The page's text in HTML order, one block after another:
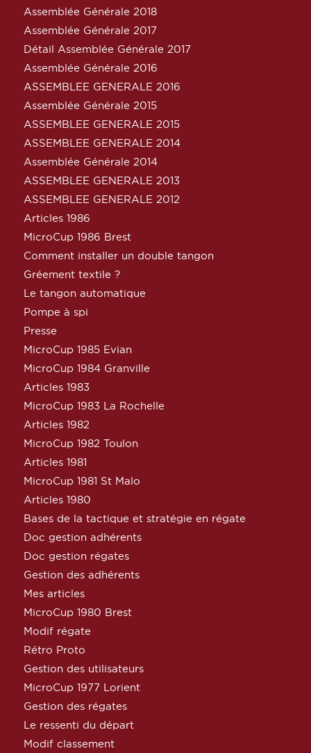
Assemblée Générale 2018
Assemblée Générale 2017
Détail Assemblée Générale 2017
Assemblée Générale 2016
ASSEMBLEE GENERALE 2016
Assemblée Générale 2015
ASSEMBLEE GENERALE 2015
ASSEMBLEE GENERALE 2014
Assemblée Générale 2014
ASSEMBLEE GENERALE 2013
ASSEMBLEE GENERALE 2012
Articles 1986
MicroCup 1986 Brest
Comment installer un double tangon
Gréement textile ?
Le tangon automatique
Pompe à spi
Presse
MicroCup 1985 Evian
MicroCup 1984 Granville
Articles 1983
MicroCup 1983 La Rochelle
Articles 1982
MicroCup 1982 Toulon
Articles 1981
MicroCup 1981 St Malo
Articles 1980
Bases de la tactique et stratégie en régate
Doc gestion adhérents
Doc gestion régates
Gestion des adhérents
Mes articles
MicroCup 1980 Brest
Modif régate
Rétro Proto
Gestion des utilisateurs
MicroCup 1977 Lorient
Gestion des régates
Le ressenti du départ
Modif classement